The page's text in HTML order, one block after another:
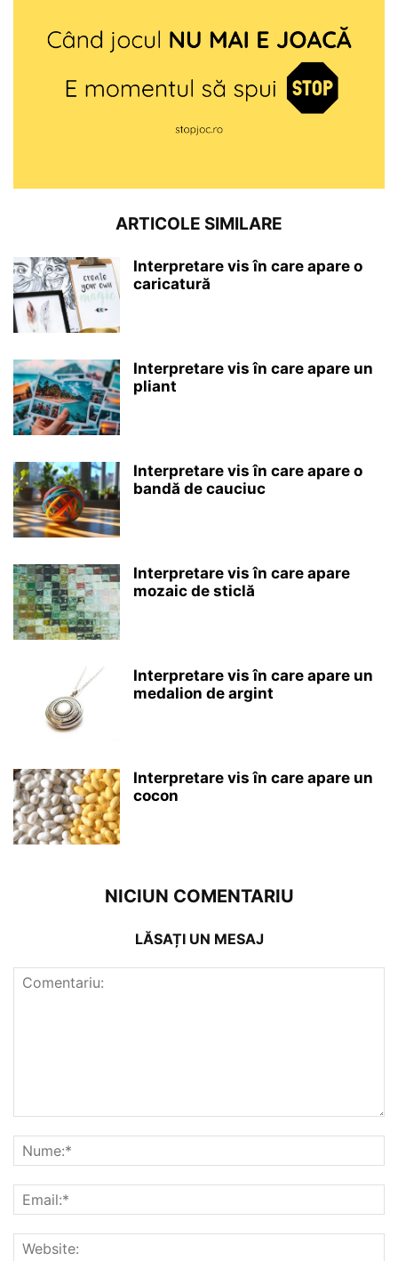
ARTICOLE SIMILARE
Interpretare vis în care apare o
caricatură
Interpretare vis în care apare un
pliant
Interpretare vis în care apare o
bandă de cauciuc
Interpretare vis în care apare
mozaic de sticlă
Interpretare vis în care apare un
medalion de argint
Interpretare vis în care apare un
cocon
NICIUN COMENTARIU
LĂSAȚI UN MESAJ